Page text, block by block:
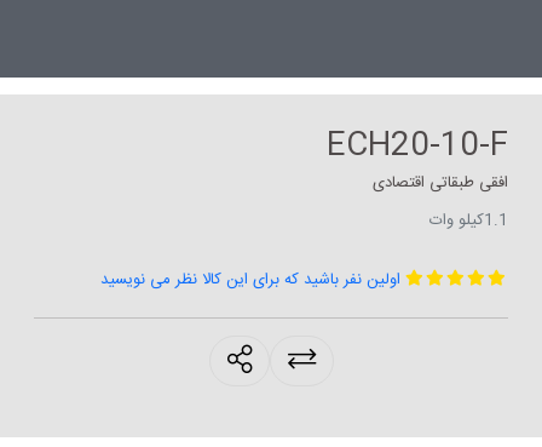
ECH20-10-F
افقی طبقاتی اقتصادی
1.1کیلو وات
اولین نفر باشید که برای این کالا نظر می نویسید
products.sharing